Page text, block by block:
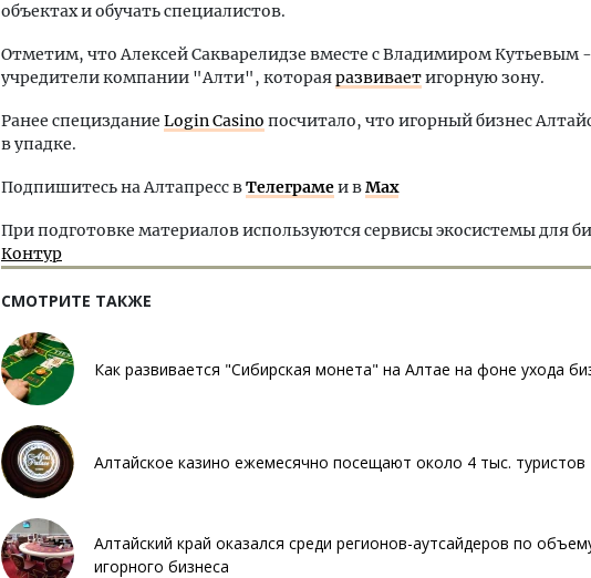
объектах и обучать специалистов.
Отметим, что Алексей Сакварелидзе вместе с Владимиром Кутьевым -
учредители компании "Алти", котораяразвиваетигорную зону.
Ранее специздание Login Casino посчитало, что игорный бизнес
в упадке.
Подпишитесь на Алтапресс вТелеграмеи вMax
При подготовке материалов используются сервисы экосистемы для
Контур
СМОТРИТЕ ТАКЖЕ
Как развивается "Сибирская монета" на Алтае на фоне ухода
Алтайское казино ежемесячно посещают около 4 тыс. туристов
Алтайский край оказался среди регионов-аутсайдеров по
игорного бизнеса